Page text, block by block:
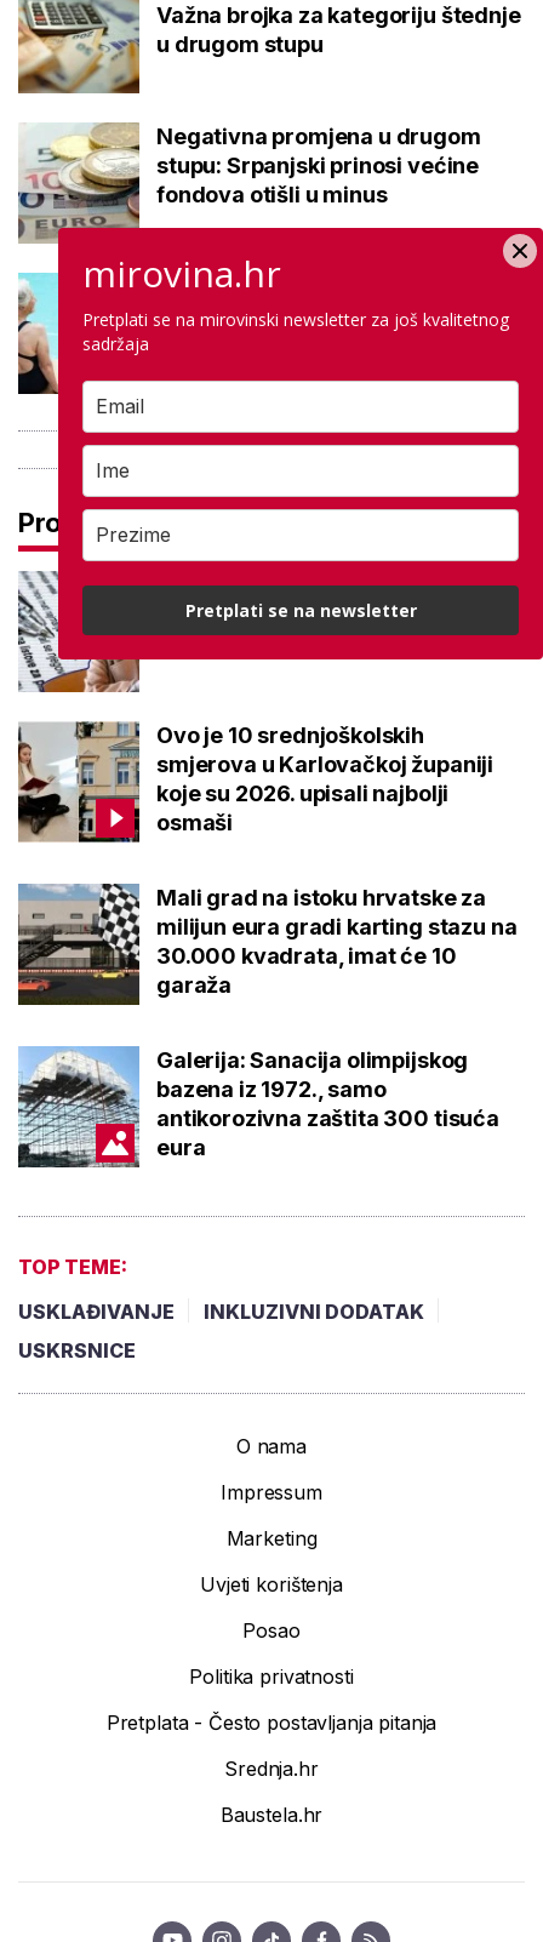
Važna brojka za kategoriju štednje
u drugom stupu
Negativna promjena u drugom
stupu: Srpanjski prinosi većine
fondova otišli u minus
Kupanje u ovom gradu i sutra
besplatno: Građani se mogu
Pročitaj još
Ove lektire maturanti se najviše
boje, a samo je jednom bila tema
eseja i to na jesenskom roku
Ovo je 10 srednjoškolskih
smjerova u Karlovačkoj županiji
koje su 2026. upisali najbolji
osmaši
Mali grad na istoku hrvatske za
milijun eura gradi karting stazu na
30.000 kvadrata, imat će 10
garaža
Galerija: Sanacija olimpijskog
bazena iz 1972., samo
antikorozivna zaštita 300 tisuća
eura
TOP TEME:
USKLAĐIVANJE
INKLUZIVNI DODATAK
USKRSNICE
O nama
Impressum
Marketing
Uvjeti korištenja
Posao
Politika privatnosti
Pretplata - Često postavljanja pitanja
Srednja.hr
Baustela.hr
mirovina.hr
Pretplati se na mirovinski newsletter za još kvalitetnog
sadržaja
Pretplati se na newsletter